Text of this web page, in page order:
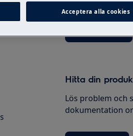
Hitta din
Lös problem och
dokumentation
Acceptera alla cookies